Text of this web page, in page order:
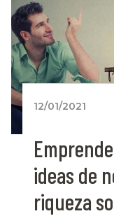
12/01/2021
ideas de
riqueza